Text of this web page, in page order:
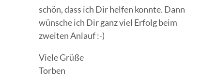
schön, dass ich Dir helfen konnte. Dann
wünsche ich Dir ganz viel Erfolg beim
zweiten Anlauf :-)
Viele Grüße
Torben